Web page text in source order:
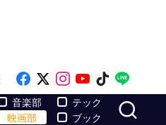
Like on Facebook
Follow on x
Follow on
Follow on
Follow
音楽部
映画部
テック
ブック